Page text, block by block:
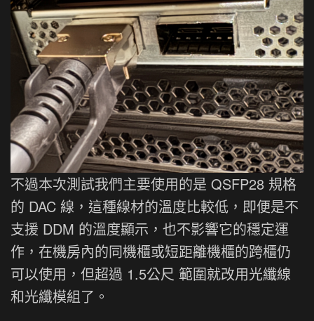
不過本次測試我們主要使用的是 QSFP28 規格
的 DAC 線，這種線材的溫度比較低，即便是不
支援 DDM 的溫度顯示，也不影響它的穩定運
作，在機房內的同機櫃或短距離機櫃的跨櫃仍
可以使用，但超過 1.5公尺 範圍就改用光纖線
和光纖模組了。